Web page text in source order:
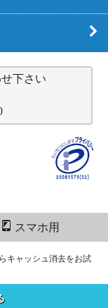
下さい
スマホ用
キャッシュ消去をお試